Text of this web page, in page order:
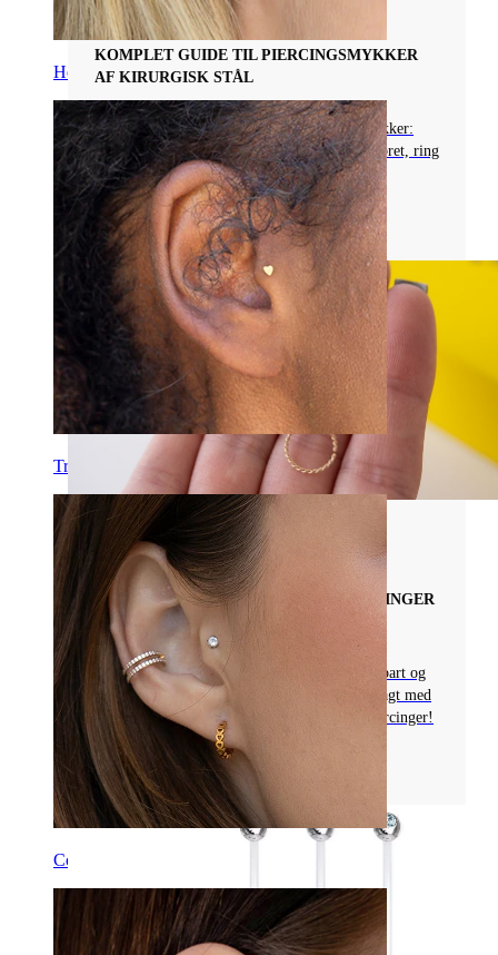
Helix
Tragus
Conch
Piercingsmykkematerialer
KOMPLET GUIDE TIL PIERCINGSMYKKER
AF KIRURGISK STÅL
Lær fordele ved kirurgisk stål til piercingsmykker:
rimelig pris, skinner, rustfrit. Perfekt til en labret, ring
eller stav, men ikke hvis du har nikkelallergi.
Læs mere
Piercingsmykkematerialer
ALT, DU BEHØVER AT VIDE OM PIERCINGER
AF ZIRKON-GULD
Opdag piercingsmykker af zirkon-guld - holdbart og
nikkelfrit, lavet af G23 kirurgisk titanium belagt med
gylden PVD. Lær, hvor godt det er til nye piercinger!
Læs mere